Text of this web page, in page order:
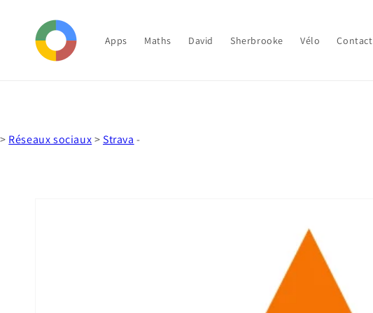
contenu
Apps Maths David Sherbrooke Vélo Contact
> Réseaux sociaux>Strava -